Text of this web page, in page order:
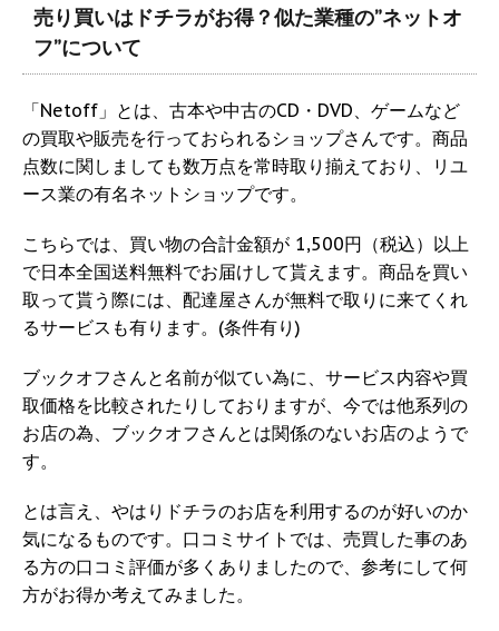
売り買いはドチラがお得？似た業種の”ネットオ
フ”について
「Netoff」とは、古本や中古のCD・DVD、ゲームなど
の買取や販売を行っておられるショップさんです。商品
点数に関しましても数万点を常時取り揃えており、リユ
ース業の有名ネットショップです。
こちらでは、買い物の合計金額が 1,500円（税込）以上
で日本全国送料無料でお届けして貰えます。商品を買い
取って貰う際には、配達屋さんが無料で取りに来てくれ
るサービスも有ります。(条件有り)
ブックオフさんと名前が似てい為に、サービス内容や買
取価格を比較されたりしておりますが、今では他系列の
お店の為、ブックオフさんとは関係のないお店のようで
す。
とは言え、やはりドチラのお店を利用するのが好いのか
気になるものです。口コミサイトでは、売買した事のあ
る方の口コミ評価が多くありましたので、参考にして何
方がお得か考えてみました。